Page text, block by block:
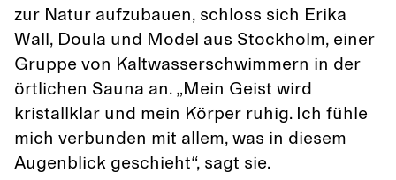
zur Natur aufzubauen, schloss sich Erika
Wall, Doula und Model aus Stockholm, einer
Gruppe von Kaltwasserschwimmern in der
örtlichen Sauna an. „Mein Geist wird
kristallklar und mein Körper ruhig. Ich fühle
mich verbunden mit allem, was in diesem
Augenblick geschieht“, sagt sie.